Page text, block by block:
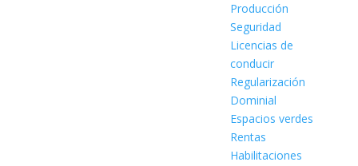
Producción
Seguridad
Licencias de
conducir
Regularización
Dominial
Espacios verdes
Rentas
Habilitaciones